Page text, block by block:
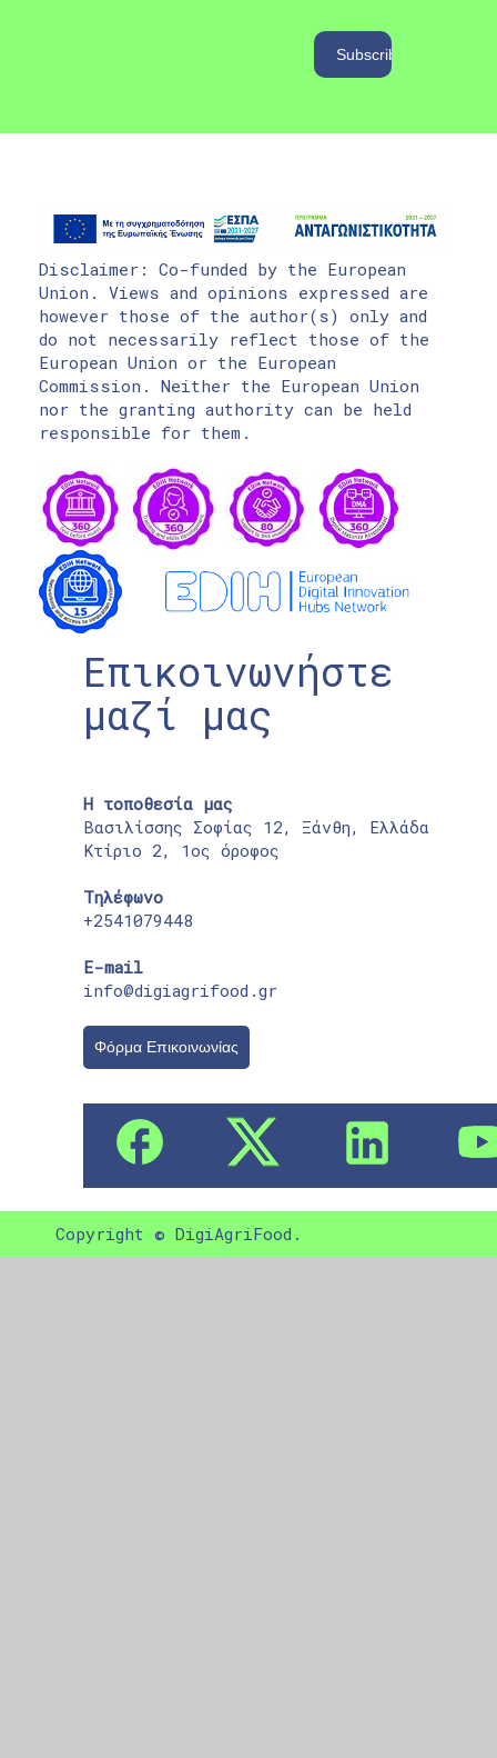
Disclaimer: Co-funded by the European
Union. Views and opinions expressed are
however those of the author(s) only and
do not necessarily reflect those of the
European Union or the European
Commission. Neither the European Union
nor the granting authority can be held
responsible for them.
Επικοινωνήστε
μαζί μας
Η τοποθεσία μας
Βασιλίσσης Σοφίας 12, Ξάνθη, Ελλάδα
Κτίριο 2, 1ος όροφος
Τηλέφωνο
+2541079448
E-mail
info@digiagrifood.gr
Φόρμα Επικοινωνίας
Copyright © DigiAgriFood.